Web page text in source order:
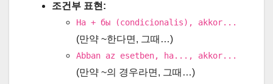
조건부 표현:
Ha + бы (condicionalis), akkor...
(만약 ~한다면, 그때…)
Abban az esetben, ha..., akkor...
(만약 ~의 경우라면, 그때…)